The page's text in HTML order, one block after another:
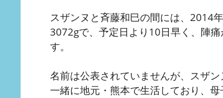
スザンヌと斉藤和巳の間には、2014
3072gで、予定日より10日早く、陣
す。
名前は公表されていませんが、スザ
一緒に地元・熊本で生活しており、